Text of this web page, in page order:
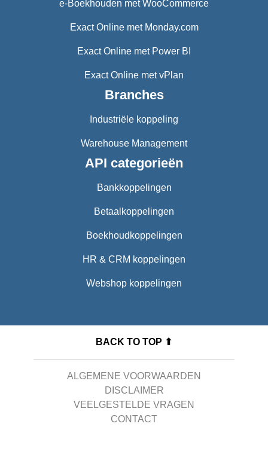
e-Boekhouden met WooCommerce
Exact Online met Monday.com
Exact Online met Power BI
Exact Online met vPlan
Branches
Industriële koppeling
Warehouse Management
API categorieën
Bankkoppelingen
Betaalkoppelingen
Boekhoudkoppelingen
HR & CRM koppelingen
Webshop koppelingen
BACK TO TOP ⬆
ALGEMENE VOORWAARDEN
DISCLAIMER
VEELGESTELDE VRAGEN
CONTACT